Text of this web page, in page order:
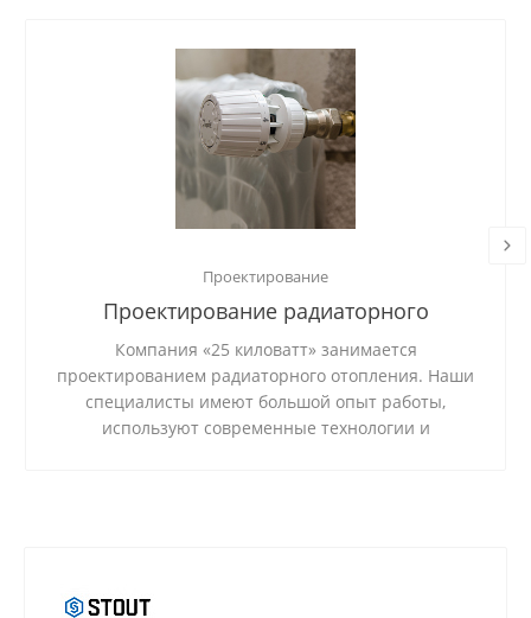
Проектирование
Проектирование радиаторного
отопления
Компания «25 киловатт» занимается
проектированием радиаторного отопления. Наши
специалисты имеют большой опыт работы,
используют современные технологии и